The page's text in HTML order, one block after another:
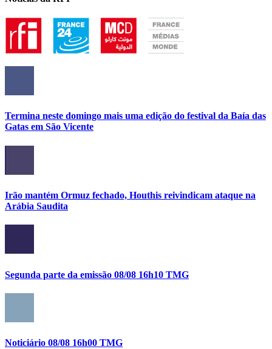
Termina neste domingo mais uma edição do festival da Baía das
Gatas em São Vicente
Irão mantém Ormuz fechado, Houthis reivindicam ataque na
Arábia Saudita
Segunda parte da emissão 08/08 16h10 TMG
Noticiário 08/08 16h00 TMG